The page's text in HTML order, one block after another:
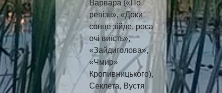
Варвара («По
ревізії», «Доки
сонце зійде, роса
очі виїсть»,
«Зайдиголова»,
«Чмир»
Кропивницького),
Секлета, Вустя